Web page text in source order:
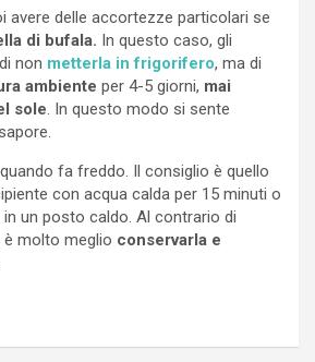
avere delle accortezze particolari se
di bufala. In questo caso, gli
non metterla in frigorifero, ma di
ambiente per 4-5 giorni, mai
sole. In questo modo si sente
fa freddo. Il consiglio è quello
con acqua calda per 15 minuti o
un posto caldo. Al contrario di
è molto meglio conservarla e